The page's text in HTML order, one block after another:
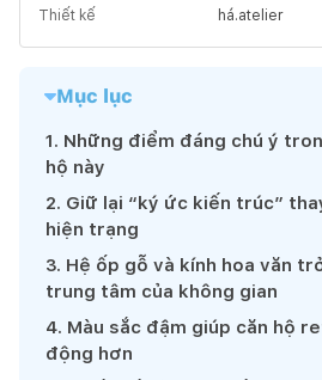
Thiết kế há.atelier
Mục lục
1. Những điểm đáng chú ý
hộ này
2. Giữ lại “ký ức kiến trúc”
hiện trạng
3. Hệ ốp gỗ và kính hoa văn
trung tâm của không gian
4. Màu sắc đậm giúp căn hộ
động hơn